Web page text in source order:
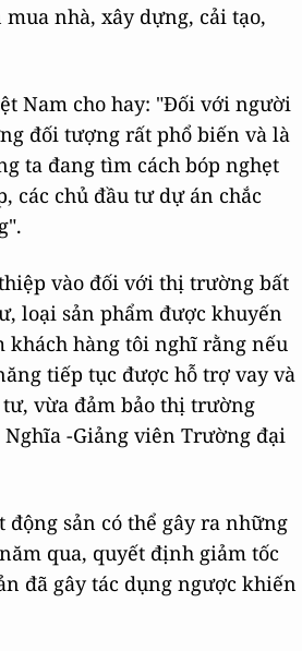
nhà, xây dựng, cải tạo,
Nam cho hay: "Đối với người
đối tượng rất phổ biến và là
ta đang tìm cách bóp nghẹt
các chủ đầu tư dự án chắc
vào đối với thị trường bất
loại sản phẩm được khuyến
khách hàng tôi nghĩ rằng nếu
tiếp tục được hỗ trợ vay và
vừa đảm bảo thị trường
-Giảng viên Trường đại
sản có thể gây ra những
qua, quyết định giảm tốc
đã gây tác dụng ngược khiến